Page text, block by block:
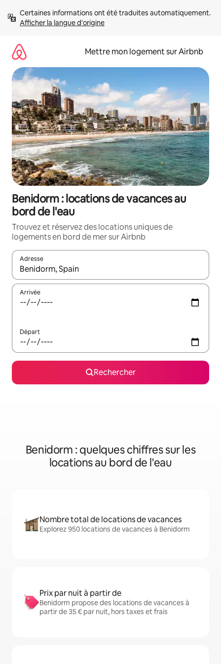
directement
Afficher la langue d'origine
Mettre mon logement sur Airbnb
Benidorm : locations de vacances au
bord de l'eau
Trouvez et réservez des locations uniques de
logements en bord de mer sur Airbnb
Adresse
Lorsque les résultats s'affichent, utilisez les flèches vers le
Arrivée
Départ
Rechercher
Benidorm : quelques chiffres sur les
locations au bord de l'eau
Nombre total de locations de vacances
Explorez 950 locations de vacances à Benidorm
Prix par nuit à partir de
Benidorm propose des locations de vacances à
partir de 35 € par nuit, hors taxes et frais